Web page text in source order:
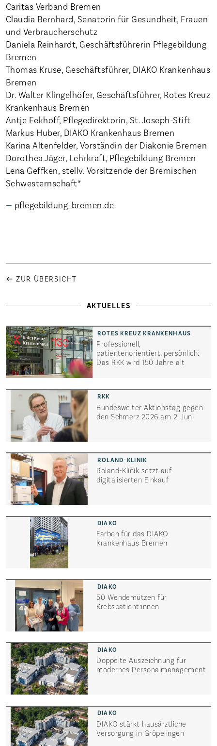
Caritas Verband Bremen
Claudia Bernhard, Senatorin für Gesundheit, Frauen
und Verbraucherschutz
Daniela Reinhardt, Geschäftsführerin Pflegebildung
Bremen
Thomas Kruse, Geschäftsführer, DIAKO Krankenhaus
Bremen
Dr. Walter Klingelhöfer, Geschäftsführer, Rotes Kreuz
Krankenhaus Bremen
Antje Eekhoff, Pflegedirektorin, St. Joseph-Stift
Markus Huber, DIAKO Krankenhaus Bremen
Karina Altenfelder, Vorständin der Diakonie Bremen
Dorothea Jäger, Lehrkraft, Pflegebildung Bremen
Lena Geffken, stellv. Vorsitzende der Bremischen
Schwesternschaft*
pflegebildung-bremen.de
← ZUR ÜBERSICHT
AKTUELLES
Professionell,
patientenorientiert, persönlich:
Das RKK wird 150 Jahre alt
Bundesweiter Aktionstag gegen
den Schmerz 2026 am 2. Juni
Roland-Klinik setzt auf
digitalisierten Einkauf
Farben für das DIAKO
Krankenhaus Bremen
50 Wendemützen für
Krebspatient:innen
Doppelte Auszeichnung für
modernes Personal­management
DIAKO stärkt hausärztliche
Versorgung in Gröpelingen